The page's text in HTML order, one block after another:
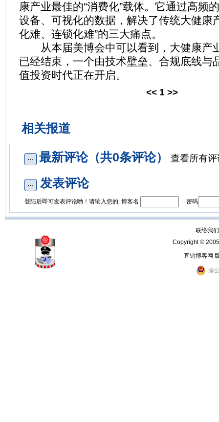
康产业最佳的“消费化”载体。它通过高频
设备、可视化的数据，解决了传统大健康
化难、连锁化难”的三大痛点。
从本届美博会中可以看到，大健康产
已经结束，一个由技术壁垒、合规底线与
值投资时代正在开启。
<< 1 >>
相关报道
最新评论（共0条评论） 查看所有
发表评论
登陆后即可发表评论哟！请输入您的: 博客名 密码
联络我
Copyright ©
直销博客网
渝